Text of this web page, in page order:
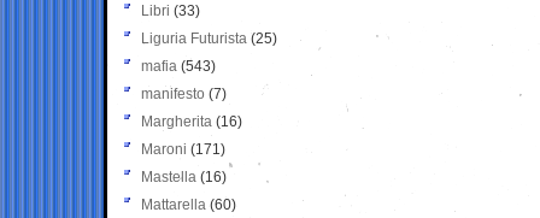
Libri (33)
Liguria Futurista (25)
mafia (543)
manifesto (7)
Margherita (16)
Maroni (171)
Mastella (16)
Mattarella (60)